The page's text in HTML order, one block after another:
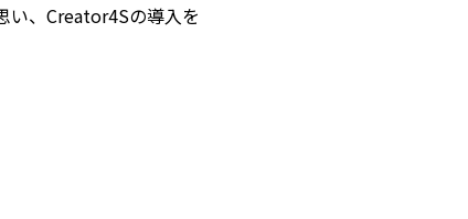
い、Creator4Sの導入を